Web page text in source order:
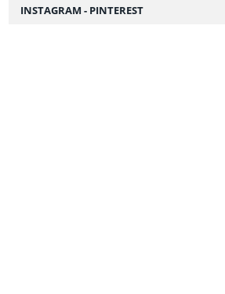
INSTAGRAM - PINTEREST